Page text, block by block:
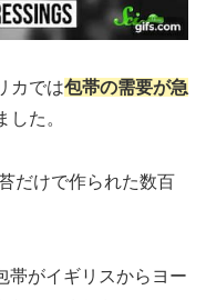
カでは包帯の需要が急
た。
だけで作られた数百
帯がイギリスからヨー